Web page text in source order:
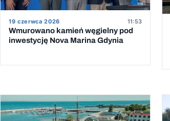
19 czerwca 2026 11:53
Wmurowano kamień węgielny pod
inwestycję Nova Marina Gdynia